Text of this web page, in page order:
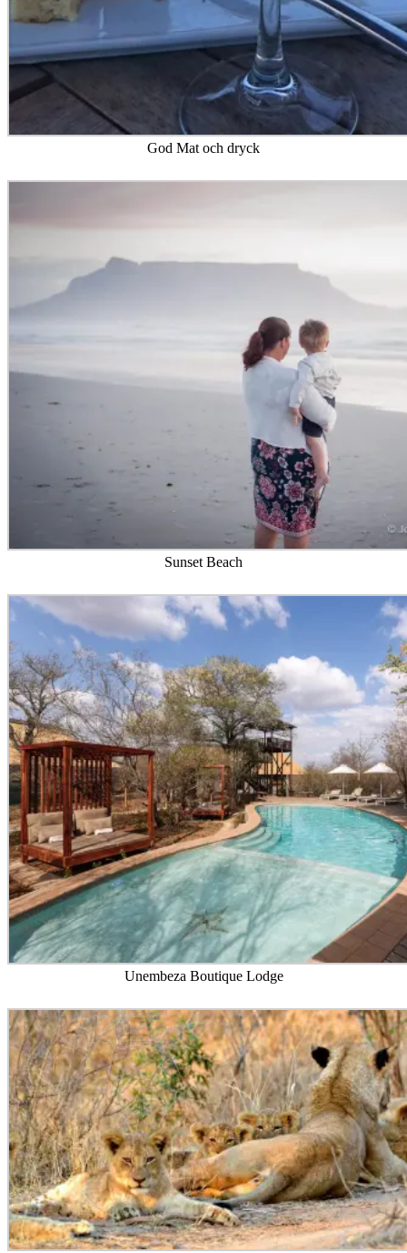
God Mat och dryck
Sunset Beach
Unembeza Boutique Lodge